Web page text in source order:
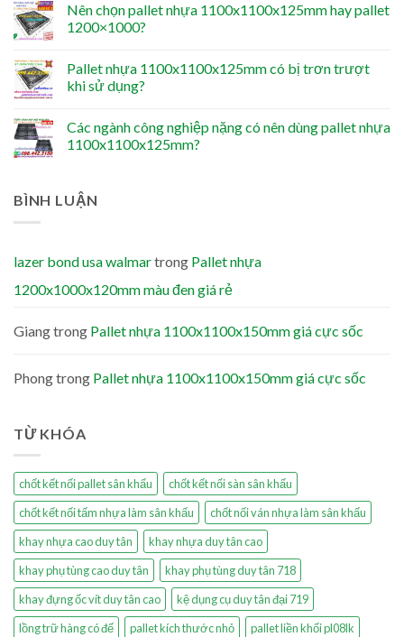
Nên chọn pallet nhựa 1100x1100x125mm hay pallet
1200×1000?
Pallet nhựa 1100x1100x125mm có bị trơn trượt
khi sử dụng?
Các ngành công nghiệp nặng có nên dùng pallet nhựa
1100x1100x125mm?
BÌNH LUẬN
lazer bond usa walmartrong Pallet nhựa
1200x1000x120mm màu đen giá rẻ
Giangtrong Pallet nhựa 1100x1100x150mm giá cực sốc
Phongtrong Pallet nhựa 1100x1100x150mm giá cực sốc
TỪ KHÓA
chốt kết nối pallet sân khấu
chốt kết nối sàn sân khấu
chốt kết nối tấm nhựa làm sân khấu
chốt nối ván nhựa làm sân khấu
khay nhựa cao duy tân
khay nhựa duy tân cao
khay phụ tùng cao duy tân
khay phụ tùng duy tân 718
khay đựng ốc vít duy tân cao
kệ dụng cụ duy tân đại 719
lồng trữ hàng có đế
pallet kích thước nhỏ
pallet liền khối pl08lk